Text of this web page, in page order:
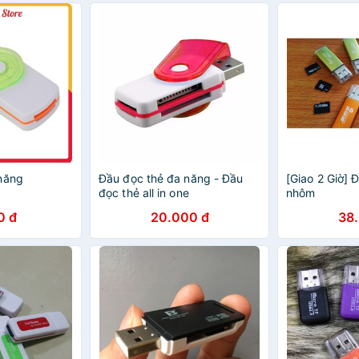
đ
Đầu đọc thẻ đa năng - Đầu
đọc thẻ all in one
20.000 đ
[Giao 2 Giờ]
nhôm